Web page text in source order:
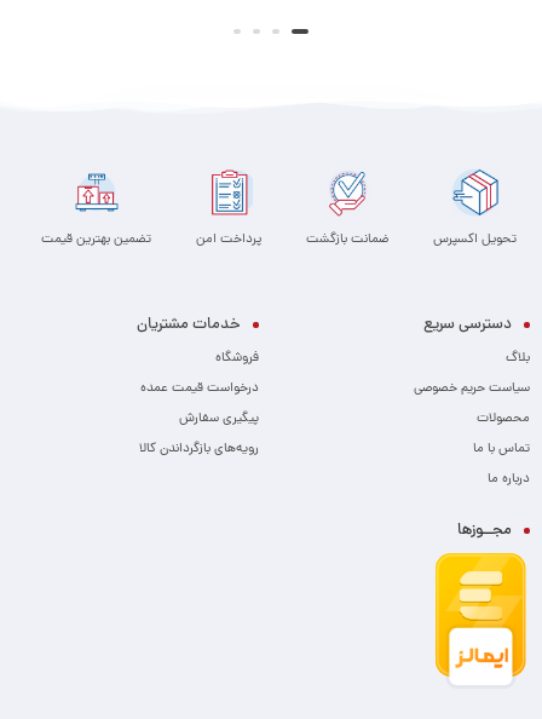
تحویل اکسپرس ضمانت بازگشت پرداخت امن تضمین بهترین قیمت
دسترسی سریع
بلاگ
سیاست حریم خصوصی
محصولات
تماس با ما
درباره ما
خدمات مشتریان
فروشگاه
درخواست قیمت عمده
پیگیری سفارش
رویه‌های بازگرداندن کالا
مجــوزها